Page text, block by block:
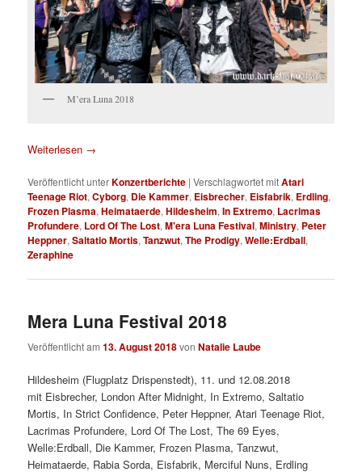
M’era Luna 2018
Weiterlesen →
Veröffentlicht unterKonzertberichte |Verschlagwortet mitAtari
Teenage Riot,Cyborg, Die Kammer, Eisbrecher, Eisfabrik, Erdling,
Frozen Plasma,Heimataerde,Hildesheim,In Extremo, Lacrimas
Profundere, Lord Of The Lost,M'era Luna Festival,Ministry, Peter
Heppner,Saltatio Mortis,Tanzwut,The Prodigy,Welle:Erdball,
Zeraphine
Mera Luna Festival 2018
Veröffentlicht am13. August 2018vonNatalie Laube
Hildesheim (Flugplatz Drispenstedt), 11. und 12.08.2018
mit Eisbrecher, London After Midnight, In Extremo, Saltatio
Mortis, In Strict Confidence, Peter Heppner, Atari Teenage Riot,
Lacrimas Profundere, Lord Of The Lost, The 69 Eyes,
Welle:Erdball, Die Kammer, Frozen Plasma, Tanzwut,
Heimataerde, Rabia Sorda, Eisfabrik, Merciful Nuns, Erdling